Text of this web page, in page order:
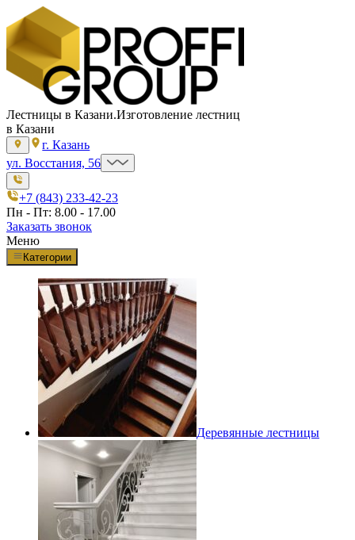
Лестницы в Казани.Изготовление лестниц
в Казани
г. Казань
ул. Восстания, 56
+7 (843) 233-42-23
Пн - Пт: 8.00 - 17.00
Заказать звонок
Меню
Категории
Деревянные лестницы